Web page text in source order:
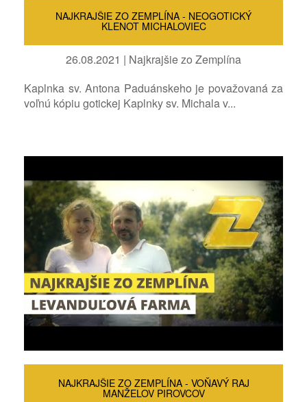
NAJKRAJŠIE ZO ZEMPLÍNA - NEOGOTICKÝ
KLENOT MICHALOVIEC
26.08.2021 | Najkrajšie zo Zemplína
Kaplnka sv. Antona Paduánskeho je považovaná za
voľnú kópiu gotickej Kaplnky sv. Michala v...
NAJKRAJŠIE ZO ZEMPLÍNA - VOŇAVÝ RAJ
MANŽELOV PIROVCOV